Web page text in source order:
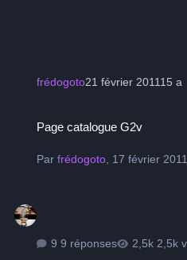
frédogoto21 février 201115 a
Page catalogue G2v
Parfrédogoto 17 février 2011
9 réponses 2,5k